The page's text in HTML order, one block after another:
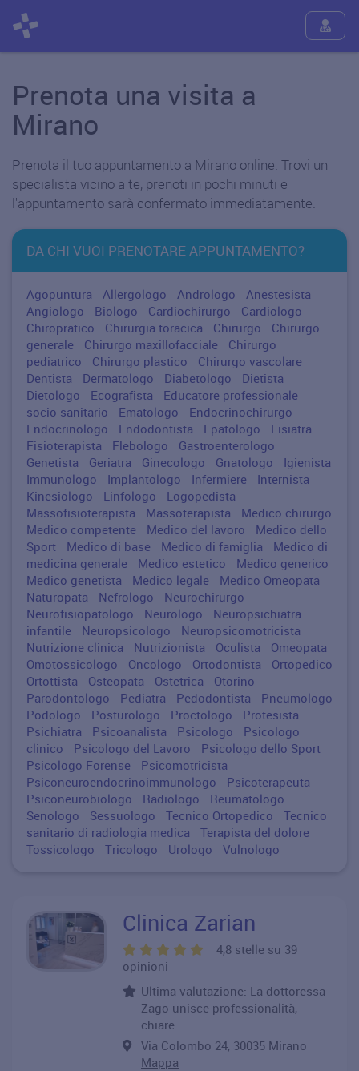
Prenota una visita a
Mirano
Prenota il tuo appuntamento a Mirano online. Trovi un
specialista vicino a te, prenoti in pochi minuti e
l'appuntamento sarà confermato immediatamente.
DA CHI VUOI PRENOTARE APPUNTAMENTO?
Agopuntura Allergologo Andrologo
Anestesista
Angiologo
Biologo Cardiochirurgo
Cardiologo
Chiropratico
Chirurgia toracica Chirurgo
Chirurgo
generale
Chirurgo maxillofacciale
Chirurgo
pediatrico
Chirurgo plastico
Chirurgo vascolare
Dentista
Dermatologo Diabetologo
Dietista
Dietologo
Ecografista
Educatore professionale
socio-sanitario
Ematologo
Endocrinochirurgo
Endocrinologo
Endodontista Epatologo
Fisiatra
Fisioterapista
Flebologo
Gastroenterologo
Genetista
Geriatra Ginecologo Gnatologo
Igienista
Immunologo
Implantologo Infermiere
Internista
Kinesiologo
Linfologo
Logopedista
Massofisioterapista
Massoterapista
Medico chirurgo
Medico competente
Medico del lavoro
Medico dello
Sport
Medico di base Medico di famiglia
Medico di
medicina generale
Medico estetico
Medico generico
Medico genetista
Medico legale
Medico Omeopata
Naturopata
Nefrologo
Neurochirurgo
Neurofisiopatologo
Neurologo
Neuropsichiatra
infantile
Neuropsicologo
Neuropsicomotricista
Nutrizione clinica
Nutrizionista Oculista
Omeopata
Omotossicologo
Oncologo Ortodontista
Ortopedico
Ortottista
Osteopata Ostetrica
Otorino
Parodontologo
Pediatra Pedodontista
Pneumologo
Podologo
Posturologo Proctologo
Protesista
Psichiatra
Psicoanalista Psicologo
Psicologo
clinico
Psicologo del Lavoro
Psicologo dello Sport
Psicologo Forense
Psicomotricista
Psiconeuroendocrinoimmunologo
Psicoterapeuta
Psiconeurobiologo
Radiologo
Reumatologo
Senologo
Sessuologo Tecnico Ortopedico
Tecnico
sanitario di radiologia medica
Terapista del dolore
Tossicologo
Tricologo Urologo Vulnologo
Clinica Zarian
4,8 stelle su 39
opinioni
Ultima valutazione: La dottoressa
Zago unisce professionalità,
chiare..
Via Colombo 24, 30035 Mirano
Mappa